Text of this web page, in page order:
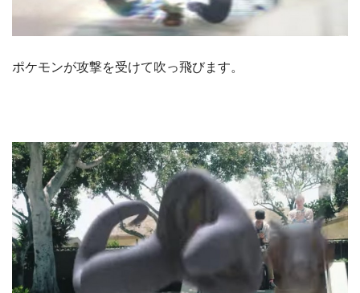
ポケモンが攻撃を受けて吹っ飛びます。